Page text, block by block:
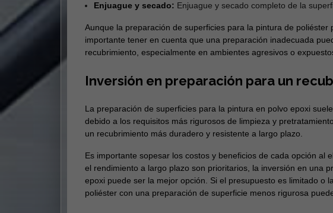
Enjuague y secado: Enjuague y secado completo de la
Aunque la preparación de superficies para la pintura de
importante tener en cuenta que una preparación inadecuada
recubrimiento, especialmente en ambientes agresivos o
Inversión en preparación para un
La preparación de superficies para la pintura en polvo epoxi
debido a los requisitos más rigurosos de limpieza y
un recubrimiento más duradero y resistente a largo plazo.
Es importante sopesar los costos y beneficios de cada opción al
el rendimiento a largo plazo son prioritarios, la inversión en una
epoxi puede ser la mejor opción. Si el presupuesto es limitado o
poliéster con una preparación de superficie menos rigurosa